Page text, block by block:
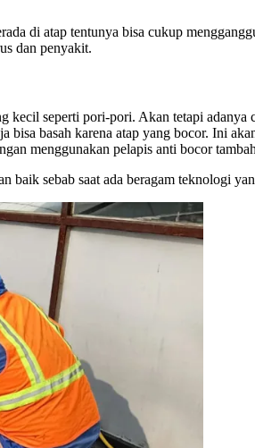
di atap tentunya bisa cukup
dan penyakit.
kecil seperti pori-pori. Akan tetapi
bisa basah karena atap yang bocor. Ini
menggunakan pelapis anti bocor
baik sebab saat ada beragam teknologi